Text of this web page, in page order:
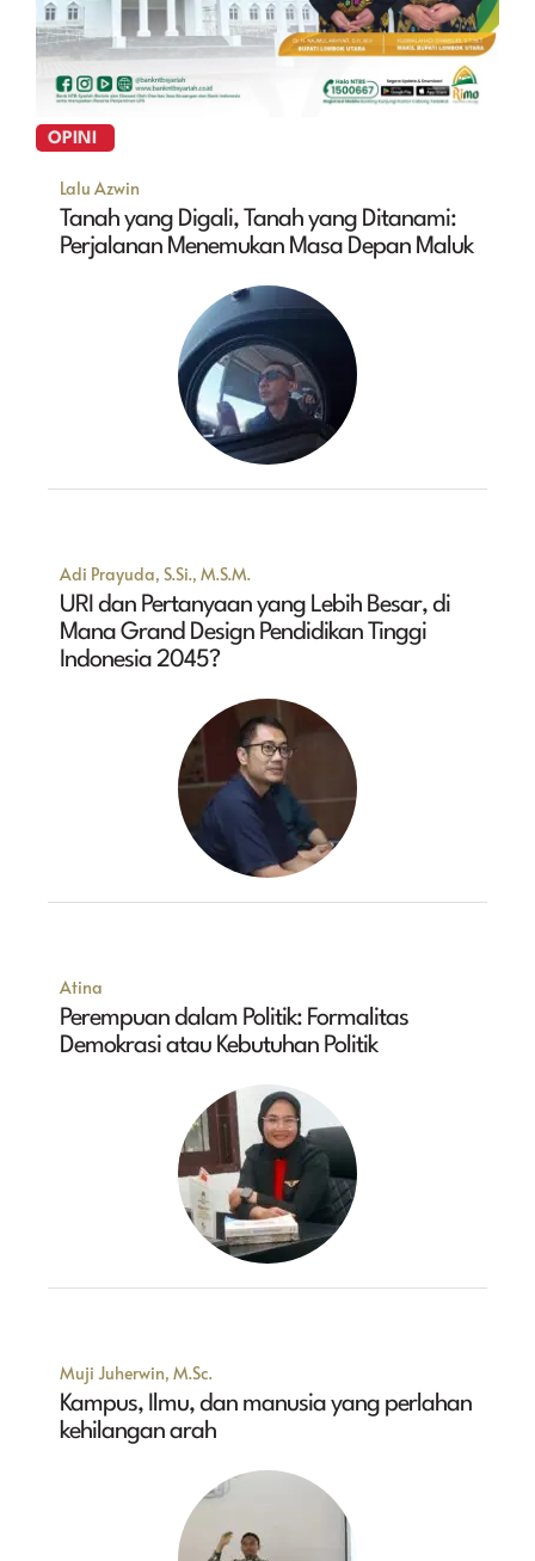
OPINI
Lalu Azwin
Tanah yang Digali, Tanah yang Ditanami:
Perjalanan Menemukan Masa Depan Maluk
Adi Prayuda, S.Si., M.S.M.
URI dan Pertanyaan yang Lebih Besar, di
Mana Grand Design Pendidikan Tinggi
Indonesia 2045?
Atina
Perempuan dalam Politik: Formalitas
Demokrasi atau Kebutuhan Politik
Muji Juherwin, M.Sc.
Kampus, Ilmu, dan manusia yang perlahan
kehilangan arah